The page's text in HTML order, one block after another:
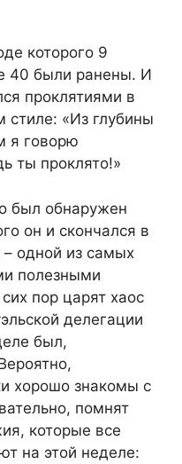
которого 9
40 были ранены. И
проклятиями в
стиле: «Из глубины
я говорю
ты проклято!»
был обнаружен
он и скончался в
– одной из самых
полезными
пор царят хаос
делегации
был,
хорошо знакомы с
помнят
которые все
на этой неделе: